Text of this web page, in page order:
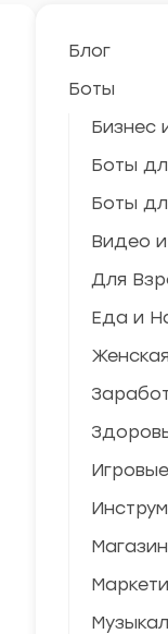
Блог
Боты
Бизнес
Боты
Боты
Видео
Для
Еда и
Игровые